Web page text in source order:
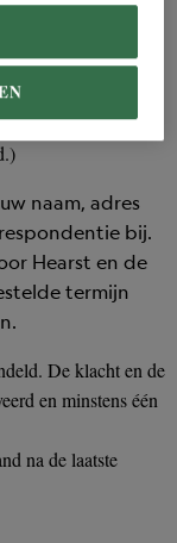
tevreden bent
sturen aan:
naam, adres
bij.
Hearst en de
termijn
De klacht en de
en minstens één
na de laatste